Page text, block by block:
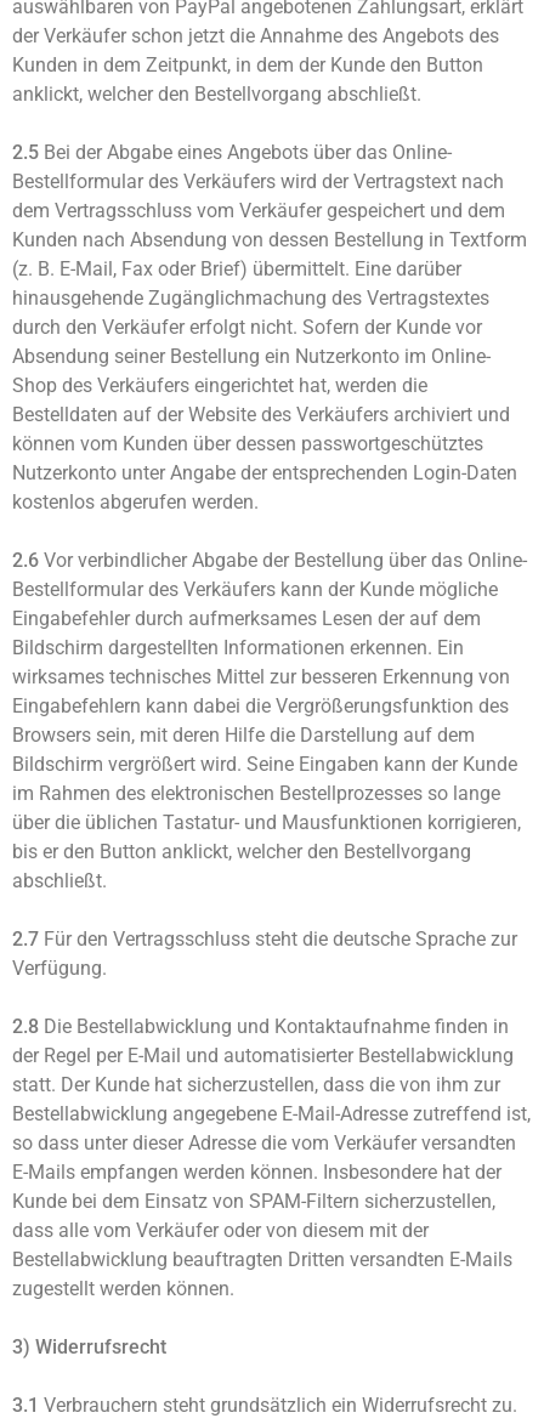
auswählbaren von PayPal angebotenen Zahlungsart, erklärt
der Verkäufer schon jetzt die Annahme des Angebots des
Kunden in dem Zeitpunkt, in dem der Kunde den Button
anklickt, welcher den Bestellvorgang abschließt.
2.5 Bei der Abgabe eines Angebots über das Online-
Bestellformular des Verkäufers wird der Vertragstext nach
dem Vertragsschluss vom Verkäufer gespeichert und dem
Kunden nach Absendung von dessen Bestellung in Textform
(z. B. E-Mail, Fax oder Brief) übermittelt. Eine darüber
hinausgehende Zugänglichmachung des Vertragstextes
durch den Verkäufer erfolgt nicht. Sofern der Kunde vor
Absendung seiner Bestellung ein Nutzerkonto im Online-
Shop des Verkäufers eingerichtet hat, werden die
Bestelldaten auf der Website des Verkäufers archiviert und
können vom Kunden über dessen passwortgeschütztes
Nutzerkonto unter Angabe der entsprechenden Login-Daten
kostenlos abgerufen werden.
2.6 Vor verbindlicher Abgabe der Bestellung über das Online-
Bestellformular des Verkäufers kann der Kunde mögliche
Eingabefehler durch aufmerksames Lesen der auf dem
Bildschirm dargestellten Informationen erkennen. Ein
wirksames technisches Mittel zur besseren Erkennung von
Eingabefehlern kann dabei die Vergrößerungsfunktion des
Browsers sein, mit deren Hilfe die Darstellung auf dem
Bildschirm vergrößert wird. Seine Eingaben kann der Kunde
im Rahmen des elektronischen Bestellprozesses so lange
über die üblichen Tastatur- und Mausfunktionen korrigieren,
bis er den Button anklickt, welcher den Bestellvorgang
abschließt.
2.7 Für den Vertragsschluss steht die deutsche Sprache zur
Verfügung.
2.8 Die Bestellabwicklung und Kontaktaufnahme finden in
der Regel per E-Mail und automatisierter Bestellabwicklung
statt. Der Kunde hat sicherzustellen, dass die von ihm zur
Bestellabwicklung angegebene E-Mail-Adresse zutreffend ist,
so dass unter dieser Adresse die vom Verkäufer versandten
E-Mails empfangen werden können. Insbesondere hat der
Kunde bei dem Einsatz von SPAM-Filtern sicherzustellen,
dass alle vom Verkäufer oder von diesem mit der
Bestellabwicklung beauftragten Dritten versandten E-Mails
zugestellt werden können.
3) Widerrufsrecht
3.1 Verbrauchern steht grundsätzlich ein Widerrufsrecht zu.